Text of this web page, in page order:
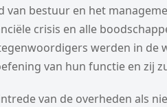
van bestuur en het
crisis en alle
werden in de
van hun functie en zij
van de overheden als